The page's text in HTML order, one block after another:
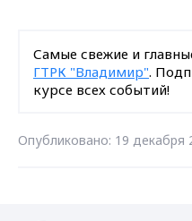
Самые свежие и
ГТРК "Владимир".
курсе всех событий!
Опубликовано: 19 декабря